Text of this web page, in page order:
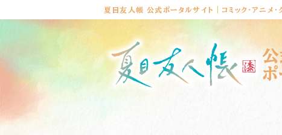
夏目友人帳 公式ポータルサイト｜コミック・アニメ
公
ポ